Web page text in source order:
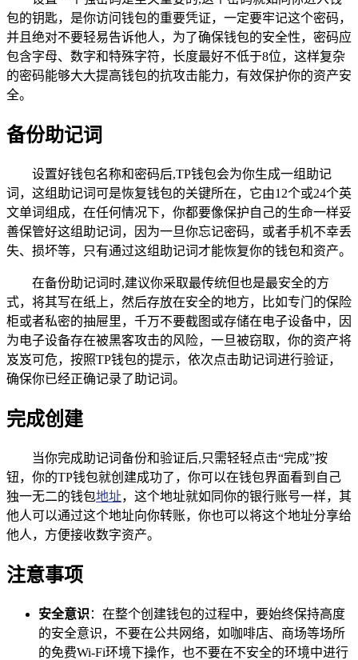
包的钥匙，是你访问钱包的重要凭证，一定要牢记这个密码，
并且绝对不要轻易告诉他人，为了确保钱包的安全性，密码应
包含字母、数字和特殊字符，长度最好不低于8位，这样复杂
的密码能够大大提高钱包的抗攻击能力，有效保护你的资产安
全。
备份助记词
设置好钱包名称和密码后,TP钱包会为你生成一组助记
词，这组助记词可是恢复钱包的关键所在，它由12个或24个英
文单词组成，在任何情况下，你都要像保护自己的生命一样妥
善保管好这组助记词，因为一旦你忘记密码，或者手机不幸丢
失、损坏等，只有通过这组助记词才能恢复你的钱包和资产。
在备份助记词时,建议你采取最传统但也是最安全的方
式，将其写在纸上，然后存放在安全的地方，比如专门的保险
柜或者私密的抽屉里，千万不要截图或存储在电子设备中，因
为电子设备存在被黑客攻击的风险，一旦被窃取，你的资产将
岌岌可危，按照TP钱包的提示，依次点击助记词进行验证，
确保你已经正确记录了助记词。
完成创建
当你完成助记词备份和验证后,只需轻轻点击“完成”按
钮，你的TP钱包就创建成功了，你可以在钱包界面看到自己
独一无二的钱包地址，这个地址就如同你的银行账号一样，其
他人可以通过这个地址向你转账，你也可以将这个地址分享给
他人，方便接收数字资产。
注意事项
安全意识 ：在整个创建钱包的过程中，要始终保持高度
的安全意识，不要在公共网络，如咖啡店、商场等场所
的免费Wi-Fi环境下操作，也不要在不安全的环境中进行